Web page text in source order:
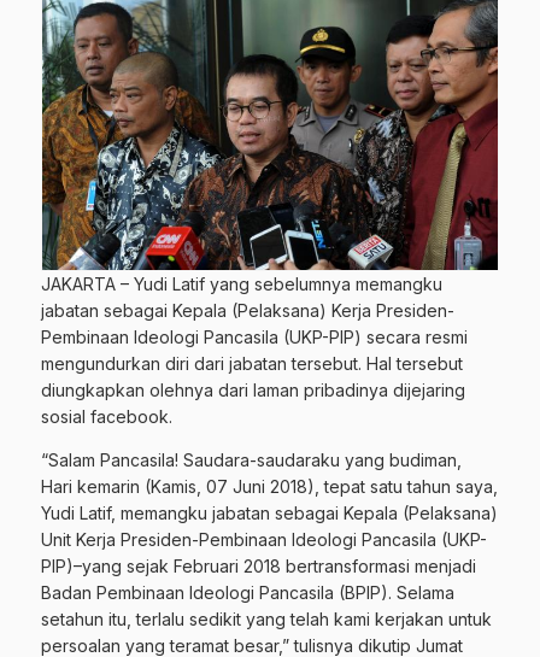
JAKARTA – Yudi Latif yang sebelumnya memangku
jabatan sebagai Kepala (Pelaksana) Kerja Presiden-
Pembinaan Ideologi Pancasila (UKP-PIP) secara resmi
mengundurkan diri dari jabatan tersebut. Hal tersebut
diungkapkan olehnya dari laman pribadinya dijejaring
sosial facebook.
“Salam Pancasila! Saudara-saudaraku yang budiman,
Hari kemarin (Kamis, 07 Juni 2018), tepat satu tahun saya,
Yudi Latif, memangku jabatan sebagai Kepala (Pelaksana)
Unit Kerja Presiden-Pembinaan Ideologi Pancasila (UKP-
PIP)–yang sejak Februari 2018 bertransformasi menjadi
Badan Pembinaan Ideologi Pancasila (BPIP). Selama
setahun itu, terlalu sedikit yang telah kami kerjakan untuk
persoalan yang teramat besar,” tulisnya dikutip Jumat